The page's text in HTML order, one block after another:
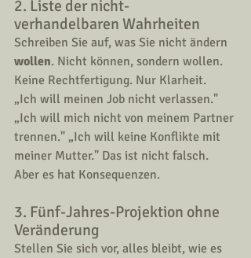
2. Liste der nicht-
verhandelbaren Wahrheiten
Schreiben Sie auf, was Sie nicht ändern
wollen. Nicht können, sondern wollen.
Keine Rechtfertigung. Nur Klarheit.
„Ich will meinen Job nicht verlassen."
„Ich will mich nicht von meinem Partner
trennen." „Ich will keine Konflikte mit
meiner Mutter." Das ist nicht falsch.
Aber es hat Konsequenzen.
3. Fünf-Jahres-Projektion ohne
Veränderung
Stellen Sie sich vor, alles bleibt, wie es